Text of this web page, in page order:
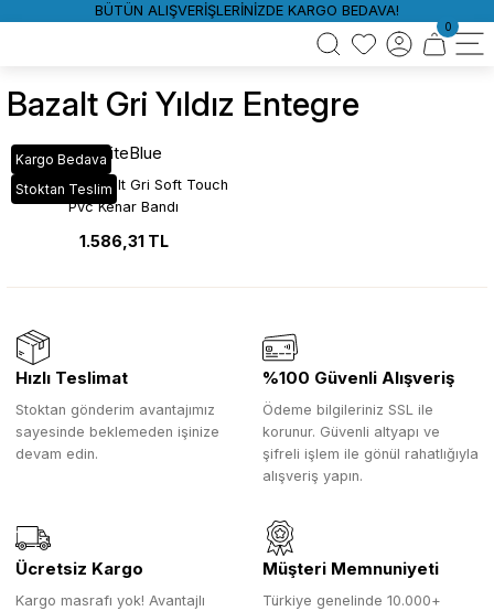
BÜTÜN ALIŞVERİŞLERİNİZDE KARGO BEDAVA!
0
Bazalt Gri Yıldız Entegre
Kargo Bedava
Stoktan Teslim
WhiteBlue
MAT-921 Bazalt Gri Soft Touch
Pvc Kenar Bandı
1.586,31 TL
Hızlı Teslimat
Stoktan gönderim avantajımız
sayesinde beklemeden işinize
devam edin.
%100 Güvenli Alışveriş
Ödeme bilgileriniz SSL ile
korunur. Güvenli altyapı ve
şifreli işlem ile gönül rahatlığıyla
alışveriş yapın.
Ücretsiz Kargo
Kargo masrafı yok! Avantajlı
Müşteri Memnuniyeti
Türkiye genelinde 10.000+